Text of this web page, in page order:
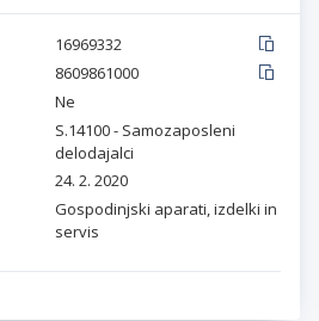
16969332
8609861000
Ne
S.14100 - Samozaposleni
delodajalci
24. 2. 2020
Gospodinjski aparati, izdelki in
servis